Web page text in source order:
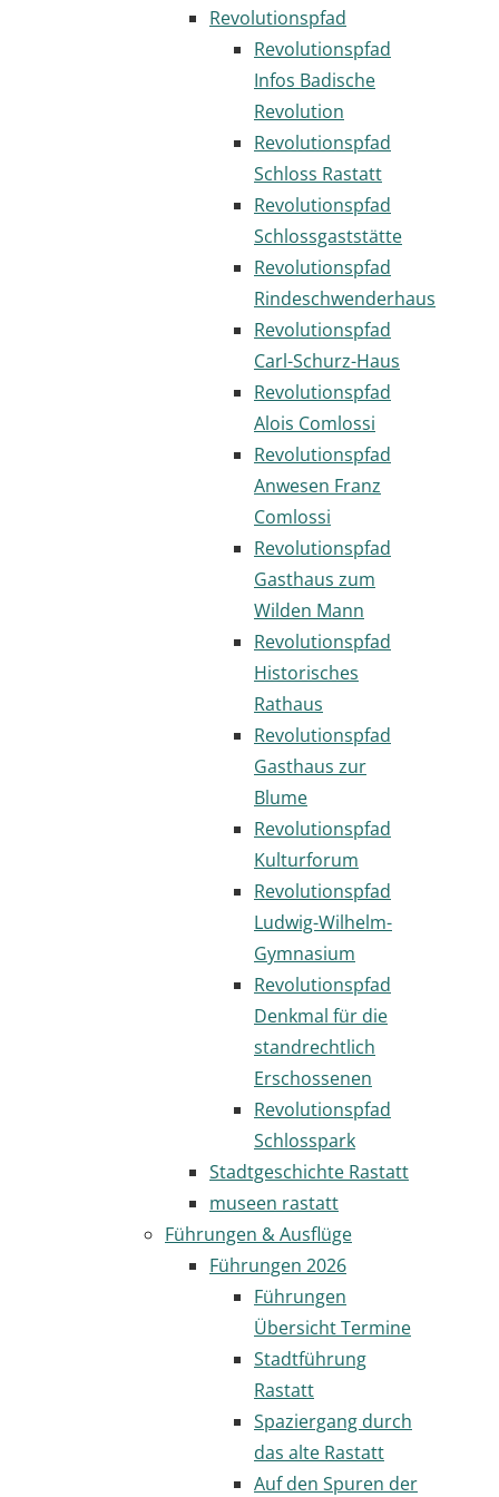
Revolutionspfad
Revolutionspfad
Infos Badische
Revolution
Revolutionspfad
Schloss Rastatt
Revolutionspfad
Schlossgaststätte
Revolutionspfad
Rindeschwenderhaus
Revolutionspfad
Carl-Schurz-Haus
Revolutionspfad
Alois Comlossi
Revolutionspfad
Anwesen Franz
Comlossi
Revolutionspfad
Gasthaus zum
Wilden Mann
Revolutionspfad
Historisches
Rathaus
Revolutionspfad
Gasthaus zur
Blume
Revolutionspfad
Kulturforum
Revolutionspfad
Ludwig-Wilhelm-
Gymnasium
Revolutionspfad
Denkmal für die
standrechtlich
Erschossenen
Revolutionspfad
Schlosspark
Stadtgeschichte Rastatt
museen rastatt
Führungen & Ausflüge
Führungen 2026
Führungen
Übersicht Termine
Stadtführung
Rastatt
Spaziergang durch
das alte Rastatt
Auf den Spuren der